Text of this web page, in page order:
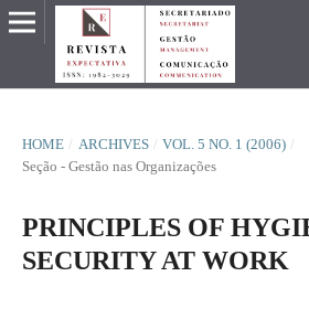
HOME / ARCHIVES / VOL. 5 NO. 1 (2006) /
Seção - Gestão nas Organizações
PRINCIPLES OF
SECURITY AT WORK